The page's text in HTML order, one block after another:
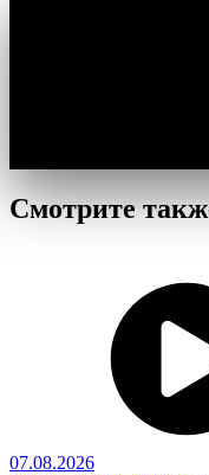
Смотрите
07.08.2026